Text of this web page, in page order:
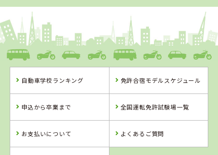
1
岡山県
新倉敷自動車学校
詳 細 予 約
校
詳 細
詳 細
自動車学校ランキング 免許合宿モデルスケジュール
申込から卒業まで 全国運転免許試験場一覧
お支払いについて よくあるご質問